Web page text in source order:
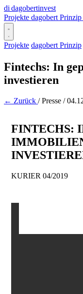
di dagobertinvest
Projekte dagobert Prinzip
Projekte dagobert Prinzip
Fintechs: In
investieren
← Zurück / Presse /
FINTECHS:
KURIER 04/2019